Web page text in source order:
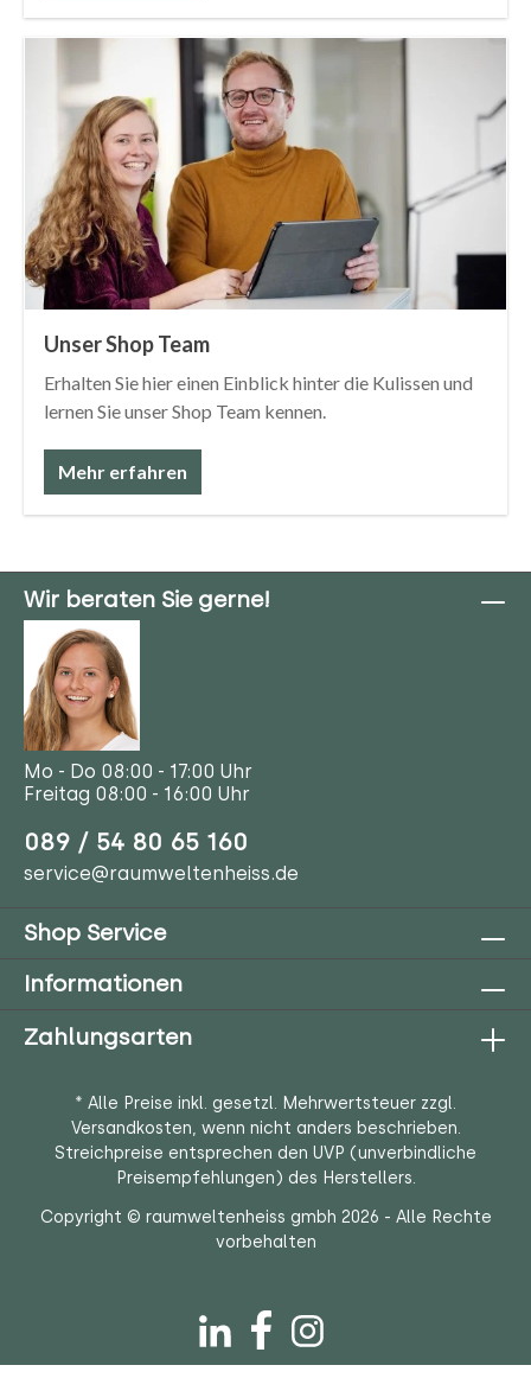
Unser Shop Team
Erhalten Sie hier einen Einblick hinter die Kulissen und
lernen Sie unser Shop Team kennen.
Mehr erfahren
Wir beraten Sie gerne!
Mo - Do 08:00 - 17:00 Uhr
Freitag 08:00 - 16:00 Uhr
089 / 54 80 65 160
service@raumweltenheiss.de
Shop Service
Informationen
Zahlungsarten
* Alle Preise inkl. gesetzl. Mehrwertsteuer zzgl.
Versandkosten, wenn nicht anders beschrieben.
Streichpreise entsprechen den UVP (unverbindliche
Preisempfehlungen) des Herstellers.
Copyright © raumweltenheiss gmbh 2026 - Alle Rechte
vorbehalten